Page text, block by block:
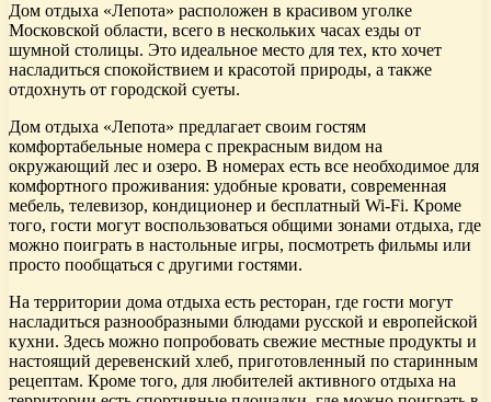
Дом отдыха «Лепота» расположен в красивом уголке
Московской области, всего в нескольких часах езды от
шумной столицы. Это идеальное место для тех, кто хочет
насладиться спокойствием и красотой природы, а также
отдохнуть от городской суеты.
Дом отдыха «Лепота» предлагает своим гостям
комфортабельные номера с прекрасным видом на
окружающий лес и озеро. В номерах есть все необходимое для
комфортного проживания: удобные кровати, современная
мебель, телевизор, кондиционер и бесплатный Wi-Fi. Кроме
того, гости могут воспользоваться общими зонами отдыха, где
можно поиграть в настольные игры, посмотреть фильмы или
просто пообщаться с другими гостями.
На территории дома отдыха есть ресторан, где гости могут
насладиться разнообразными блюдами русской и европейской
кухни. Здесь можно попробовать свежие местные продукты и
настоящий деревенский хлеб, приготовленный по старинным
рецептам. Кроме того, для любителей активного отдыха на